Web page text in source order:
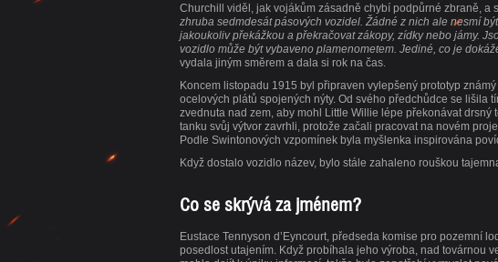
Churchill viděl, jak vojákům zásadně chybí podpůrné zbraně, a
zhruba sedmdesát pásových vozidel. Žádné z nich ale nesmí
jakoukoliv překážkou a překračovat zákopy, zídky nebo jámy.
vozidlo může být vybaveno plamenometem. Jediné, co je
vydala jiným směrem a dala si rok na čas.
Koncem listopadu 1915 byl připraven vylepšený prototyp
ocelových plátů spojených nýty. Od svého předchůdce se lišila
zvednuta nad zem, aby mohl Little Willie lépe překonávat
tanku svůj výtvor zavrhli, protože začali pracovat na novém
Podle Swintonových vzpomínek byla myšlenka inspirována
Když dostalo vozidlo název, bylo stále zahaleno rouškou
Co se skrývá za jménem?
Eustace Tennyson d’Eyncourt, předseda komise pro pozemní
posedlost utajením. Když probíhala jeho výroba, nad továrnou